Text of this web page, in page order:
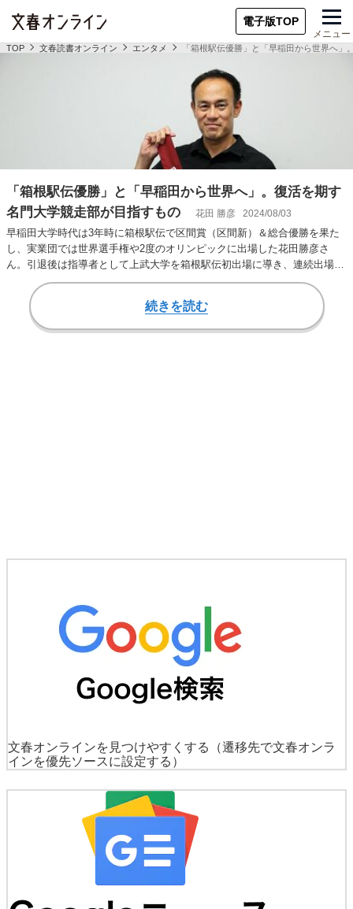
電子版TOP
メニュー
TOP 文春読書オンライン エンタメ 「箱根駅伝優勝」と「早稲田から世界へ
「箱根駅伝優勝」と「早稲田から世界へ」。復活を期す
名門大学競走部が目指すもの
花田 勝彦 2024/08/03
早稲田大学時代は3年時に箱根駅伝で区間賞（区間新）＆総合優勝を果た
し、実業団では世界選手権や2度のオリンピックに出場した花田勝彦さ
ん。引退後は指導者として上武大学を箱根駅伝初出場に導き、連続出場を
果たした。 現在は…
続きを読む
文春オンラインを見つけやすくする
（遷移先で文春オンラ
インを優先ソースに設定する）